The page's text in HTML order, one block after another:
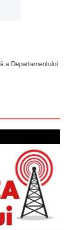
a Departamentului